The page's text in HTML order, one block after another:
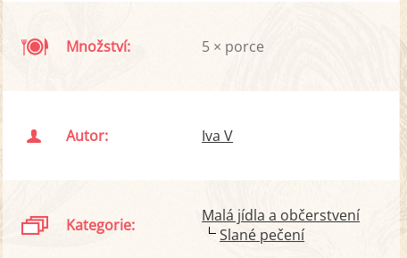
Množství: 5 × porce
Autor: Iva V
Kategorie:
Malá jídla a občerstvení
Slané pečení